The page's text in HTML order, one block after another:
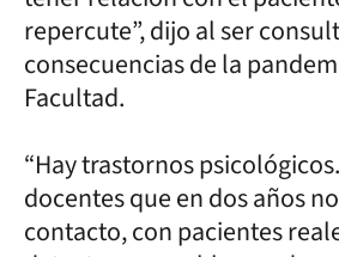
repercute”, dijo al ser
consecuencias de la
Facultad.
“Hay trastornos
docentes que en dos años
contacto, con pacientes